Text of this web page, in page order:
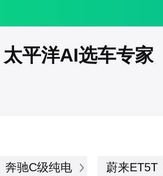
平洋AI选车专家
奔驰C级纯电 蔚来ET5T